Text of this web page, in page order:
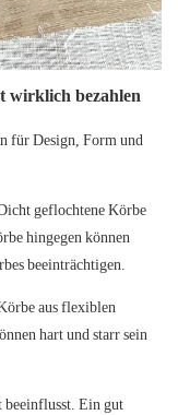
wirklich bezahlen
für Design, Form und
geflochtene Körbe
hingegen können
beeinträchtigen.
aus flexiblen
hart und starr sein
beeinflusst. Ein gut